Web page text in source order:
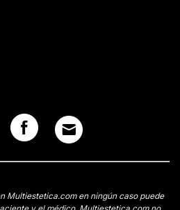
Multiestetica.com en ningún caso puede